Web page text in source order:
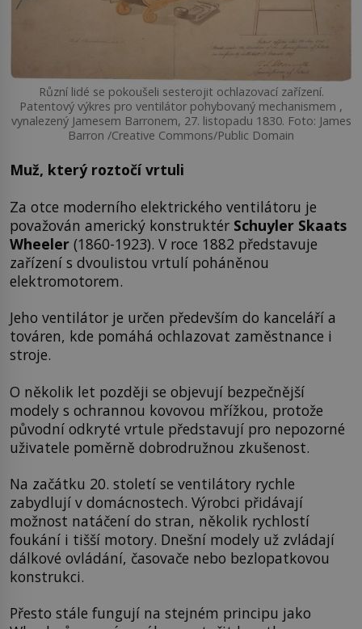
Různí lidé se pokoušeli sesterojit ochlazovací zařízení.
Patentový výkres pro ventilátor pohybovaný mechanismem ,
vynalezený Jamesem Barronem, 27. listopadu 1830. Foto: James
Barron /Creative Commons/Public Domain
Muž, který roztočí vrtuli
Za otce moderního elektrického ventilátoru je
považován americký konstruktér Schuyler Skaats
Wheeler (1860-1923). V roce 1882 představuje
zařízení s dvoulistou vrtulí poháněnou
elektromotorem.
Jeho ventilátor je určen především do kanceláří a
továren, kde pomáhá ochlazovat zaměstnance i
stroje.
O několik let později se objevují bezpečnější
modely s ochrannou kovovou mřížkou, protože
původní odkryté vrtule představují pro nepozorné
uživatele poměrně dobrodružnou zkušenost.
Na začátku 20. století se ventilátory rychle
zabydlují v domácnostech. Výrobci přidávají
možnost natáčení do stran, několik rychlostí
foukání i tišší motory. Dnešní modely už zvládají
dálkové ovládání, časovače nebo bezlopatkovou
konstrukci.
Přesto stále fungují na stejném principu jako